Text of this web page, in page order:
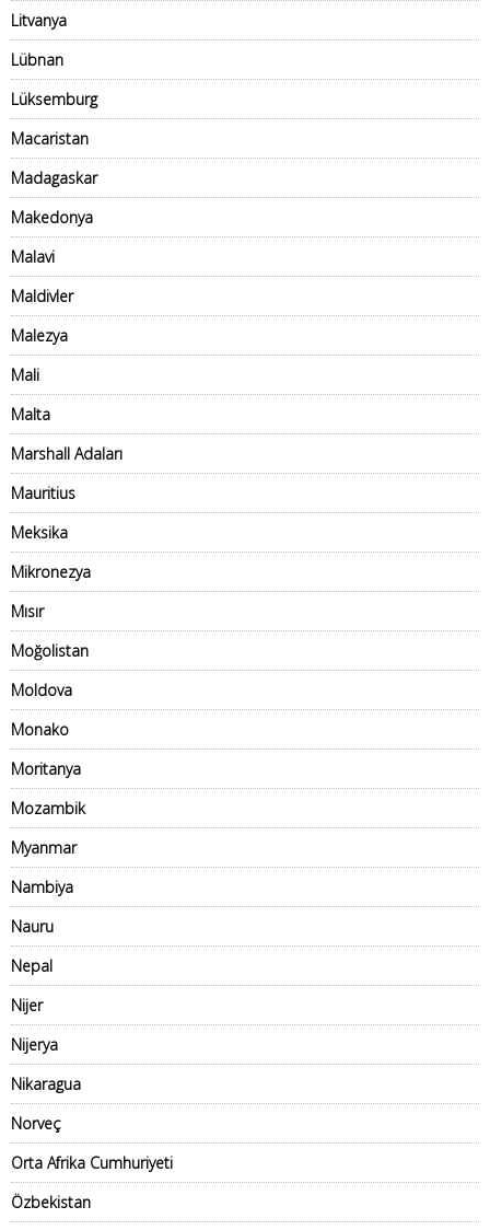
Litvanya
Lübnan
Lüksemburg
Macaristan
Madagaskar
Makedonya
Malavi
Maldivler
Malezya
Mali
Malta
Marshall Adaları
Mauritius
Meksika
Mikronezya
Mısır
Moğolistan
Moldova
Monako
Moritanya
Mozambik
Myanmar
Nambiya
Nauru
Nepal
Nijer
Nijerya
Nikaragua
Norveç
Orta Afrika Cumhuriyeti
Özbekistan